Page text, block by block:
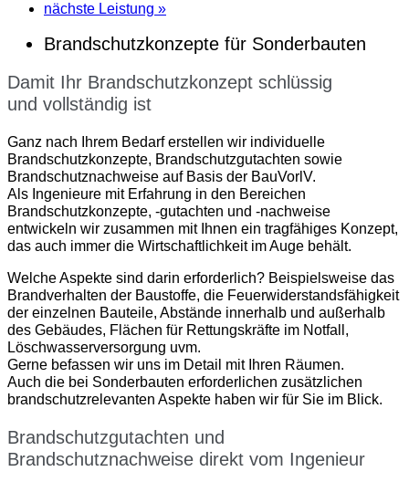
nächste Leistung »
Brandschutzkonzepte für Sonderbauten
Damit Ihr Brandschutzkonzept schlüssig
und vollständig ist
Ganz nach Ihrem Bedarf erstellen wir individuelle
Brandschutzkonzepte, Brandschutzgutachten sowie
Brandschutznachweise auf Basis der BauVorlV.
Als Ingenieure mit Erfahrung in den Bereichen
Brandschutzkonzepte, -gutachten und -nachweise
entwickeln wir zusammen mit Ihnen ein tragfähiges Konzept,
das auch immer die Wirtschaftlichkeit im Auge behält.
Welche Aspekte sind darin erforderlich? Beispielsweise das
Brandverhalten der Baustoffe, die Feuerwiderstandsfähigkeit
der einzelnen Bauteile, Abstände innerhalb und außerhalb
des Gebäudes, Flächen für Rettungskräfte im Notfall,
Löschwasserversorgung uvm.
Gerne befassen wir uns im Detail mit Ihren Räumen.
Auch die bei Sonderbauten erforderlichen zusätzlichen
brandschutzrelevanten Aspekte haben wir für Sie im Blick.
Brandschutzgutachten und
Brandschutznachweise direkt vom Ingenieur